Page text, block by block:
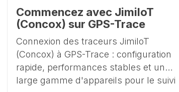
Commencez avec JimiIoT
(Concox) sur GPS-Trace
Connexion des traceurs JimiIoT
(Concox) à GPS-Trace : configuration
rapide, performances stables et une
large gamme d'appareils pour le suivi